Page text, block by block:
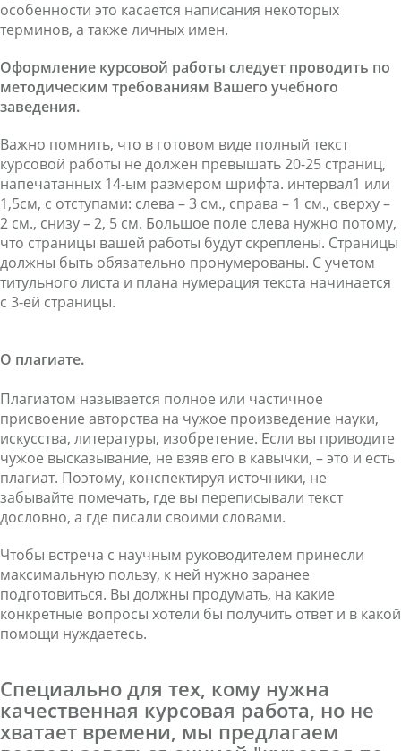
особенности это касается написания некоторых
терминов, а также личных имен.
Оформление курсовой работы следует проводить по
методическим требованиям Вашего учебного
заведения.
Важно помнить, что в готовом виде полный текст
курсовой работы не должен превышать 20-25 страниц,
напечатанных 14-ым размером шрифта. интервал1 или
1,5см, с отступами: слева – 3 см., справа – 1 см., сверху –
2 см., снизу – 2, 5 см. Большое поле слева нужно потому,
что страницы вашей работы будут скреплены. Страницы
должны быть обязательно пронумерованы. С учетом
титульного листа и плана нумерация текста начинается
с 3-ей страницы.
О плагиате.
Плагиатом называется полное или частичное
присвоение авторства на чужое произведение науки,
искусства, литературы, изобретение. Если вы приводите
чужое высказывание, не взяв его в кавычки, – это и есть
плагиат. Поэтому, конспектируя источники, не
забывайте помечать, где вы переписывали текст
дословно, а где писали своими словами.
Чтобы встреча с научным руководителем принесли
максимальную пользу, к ней нужно заранее
подготовиться. Вы должны продумать, на какие
конкретные вопросы хотели бы получить ответ и в какой
помощи нуждаетесь.
Специально для тех, кому нужна
качественная курсовая работа, но не
хватает времени, мы предлагаем